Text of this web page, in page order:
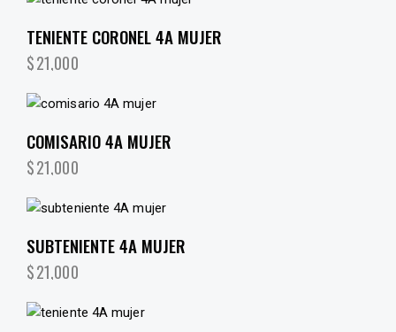
TENIENTE CORONEL 4A MUJER
$21,000
COMISARIO 4A MUJER
$21,000
SUBTENIENTE 4A MUJER
$21,000